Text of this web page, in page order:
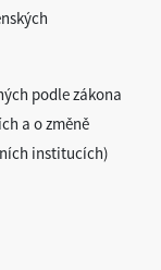
podle zákona
a o změně
institucích)